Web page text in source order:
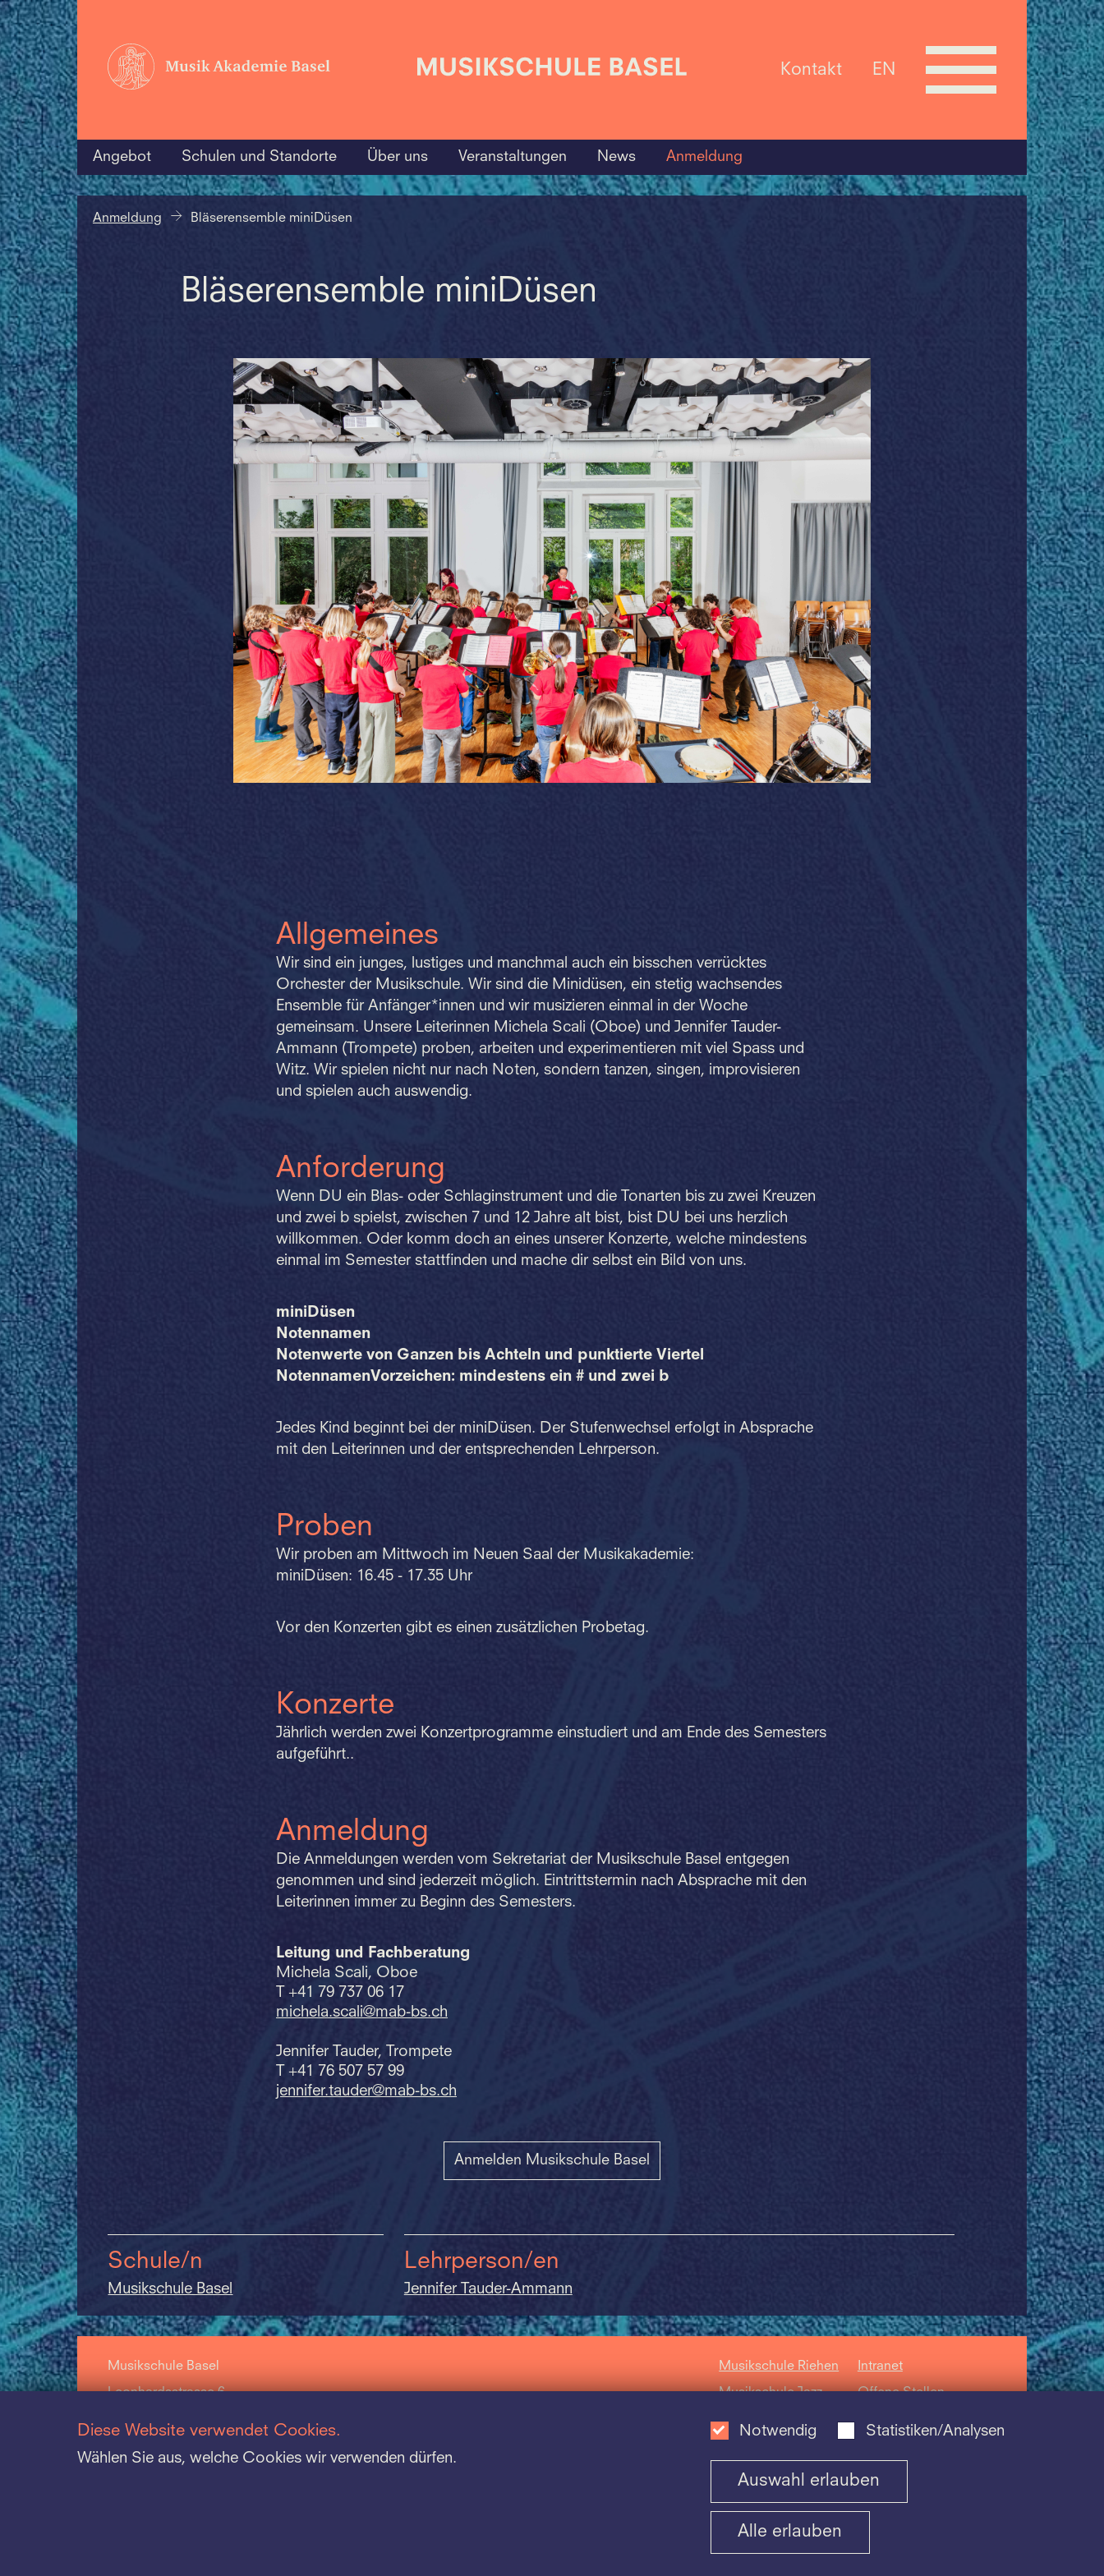
Kontakt EN
Angebot Schulen und Standorte Über uns Veranstaltungen News Anmeldung
Anmeldung Bläserensemble miniDüsen
Bläserensemble miniDüsen
Allgemeines
Wir sind ein junges, lustiges und manchmal auch ein bisschen verrücktes
Orchester der Musikschule. Wir sind die Minidüsen, ein stetig wachsendes
Ensemble für Anfänger*innen und wir musizieren einmal in der Woche
gemeinsam. Unsere Leiterinnen Michela Scali (Oboe) und Jennifer Tauder-
Ammann (Trompete) proben, arbeiten und experimentieren mit viel Spass und
Witz. Wir spielen nicht nur nach Noten, sondern tanzen, singen, improvisieren
und spielen auch auswendig.
Anforderung
Wenn DU ein Blas- oder Schlaginstrument und die Tonarten bis zu zwei Kreuzen
und zwei b spielst, zwischen 7 und 12 Jahre alt bist, bist DU bei uns herzlich
willkommen. Oder komm doch an eines unserer Konzerte, welche mindestens
einmal im Semester stattfinden und mache dir selbst ein Bild von uns.
miniDüsen
Notennamen
Notenwerte von Ganzen bis Achteln und punktierte Viertel
NotennamenVorzeichen: mindestens ein # und zwei b
Jedes Kind beginnt bei der miniDüsen. Der Stufenwechsel erfolgt in Absprache
mit den Leiterinnen und der entsprechenden Lehrperson.
Proben
Wir proben am Mittwoch im Neuen Saal der Musikakademie:
miniDüsen: 16.45 - 17.35 Uhr
Vor den Konzerten gibt es einen zusätzlichen Probetag.
Konzerte
Jährlich werden zwei Konzertprogramme einstudiert und am Ende des Semesters
aufgeführt..
Anmeldung
Die Anmeldungen werden vom Sekretariat der Musikschule Basel entgegen
genommen und sind jederzeit möglich. Eintrittstermin nach Absprache mit den
Leiterinnen immer zu Beginn des Semesters.
Leitung und Fachberatung
Michela Scali, Oboe
T +41 79 737 06 17
michela.scali@mab-bs.ch
Jennifer Tauder, Trompete
T +41 76 507 57 99
jennifer.tauder@mab-bs.ch
Anmelden Musikschule Basel
Schule/n
Musikschule Basel
Lehrperson/en
Jennifer Tauder-Ammann
Musikschule Basel
Leonhardsstrasse 6
Musikschule Riehen
Musikschule Jazz
Musikschule der
Schola
Cantorum Basiliensis
Intranet
Offene Stellen
Diese Website verwendet Cookies.
Wählen Sie aus, welche Cookies wir verwenden dürfen.
Notwendig Statistiken/Analysen
Auswahl erlauben
Alle erlauben